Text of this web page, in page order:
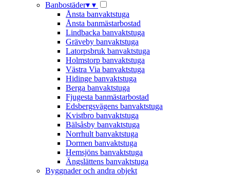
Banbostäder▾ ▾
Ånsta banvaktstuga
Ånsta banmästarbostad
Lindbacka banvaktstuga
Gräveby banvaktstuga
Latorpsbruk banvaktstuga
Holmstorp banvaktstuga
Västra Via banvaktstuga
Hidinge banvaktstuga
Berga banvaktstuga
Fjugesta banmästarbostad
Edsbergsvägens banvaktstuga
Kvistbro banvaktstuga
Bälsåsby banvaktstuga
Norrhult banvaktstuga
Dormen banvaktstuga
Hemsjöns banvaktstuga
Ängslättens banvaktstuga
Byggnader och andra objekt